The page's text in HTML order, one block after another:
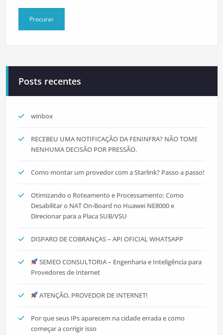
Posts recentes
winbox
RECEBEU UMA NOTIFICAÇÃO DA FENINFRA? NÃO TOME
NENHUMA DECISÃO POR PRESSÃO.
Como montar um provedor com a Starlink? Passo a passo!
Otimizando o Roteamento e Processamento: Como
Desabilitar o NAT On-Board no Huawei NE8000 e
Direcionar para a Placa SUB/VSU
DISPARO DE COBRANÇAS – API OFICIAL WHATSAPP
SEMEO CONSULTORIA – Engenharia e Inteligência para
Provedores de Internet
ATENÇÃO, PROVEDOR DE INTERNET!
Por que seus IPs aparecem na cidade errada e como
começar a corrigir isso